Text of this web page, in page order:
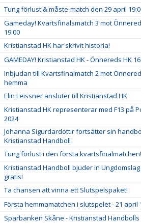
Tung förlust & måste-match den 29 april
Gameday! Kvartsfinalsmatch 3 mot
19:00
Kristianstad HK har skrivit historia!
GAMEDAY! Kristianstad HK - Önnereds HK
Inbjudan till Kvartsfinalmatch 2 mot
hemma
Elin Leissner ansluter till Kristianstad HK
Kristianstad HK representerar med F13 på
2024
Johanna Sigurdardottir fortsätter sin
Kristianstad Handboll
Tung förlust i den första kvartsfinalmatchen!
Kristianstad Handboll bjuder in
gratis!
Ta chansen att vinna ett Slutspelspaket!
Första hemmamatchen i slutspelet - 21 april
Sparbanken Skåne - Kristianstad Handbolls